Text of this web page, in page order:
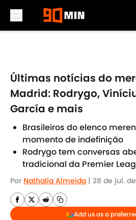
Últimas notícias do
Madrid: Rodrygo,
García e mais
Brasileiros do elenco
momento de indefinição
Rodrygo tem conversas
tradicional da Premier
Por Nathalia Almeida | 28 de jul.
Add us as a